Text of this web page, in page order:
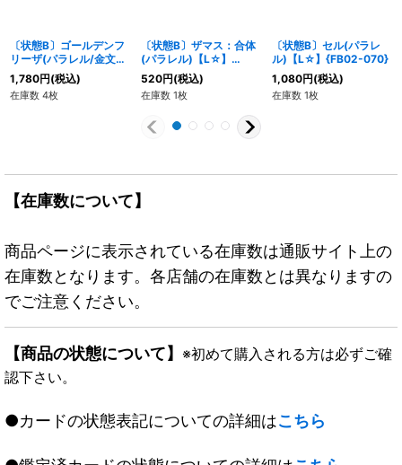
〔状態B〕ゴールデンフ
リーザ(パラレル/金文
字)【SR☆】{FS10-03}
1,780円(税込)
在庫数 4枚
〔状態B〕ザマス：合体
(パラレル)【L☆】
{FB02-036}
520円(税込)
在庫数 1枚
〔状態B〕セル(パラレ
ル)【L☆】{FB02-070}
1,080円(税込)
在庫数 1枚
【在庫数について】
商品ページに表示されている在庫数は通販サイト上の
在庫数となります。各店舗の在庫数とは異なりますの
でご注意ください。
【商品の状態について】 ※初めて購入される方は必ずご確
認下さい。
●カードの状態表記についての詳細はこちら